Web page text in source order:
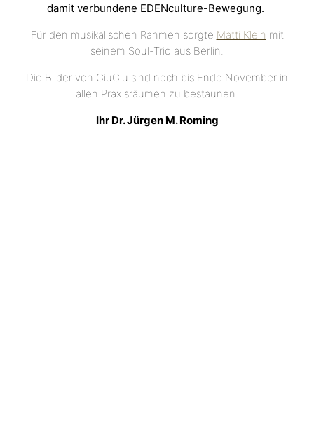
damit verbundene EDENculture-Bewegung.
Für den musikalischen Rahmen sorgte Matti Klein mit
seinem Soul-Trio aus Berlin.
Die Bilder von CiuCiu sind noch bis Ende November in
allen Praxisräumen zu bestaunen.
Ihr Dr. Jürgen M. Roming